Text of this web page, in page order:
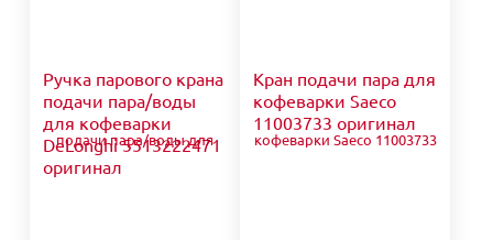
Ручка парового крана
подачи пара/воды
для кофеварки
DeLonghi 5513222471
оригинал
Кран подачи пара для
кофеварки Saeco
11003733 оригинал